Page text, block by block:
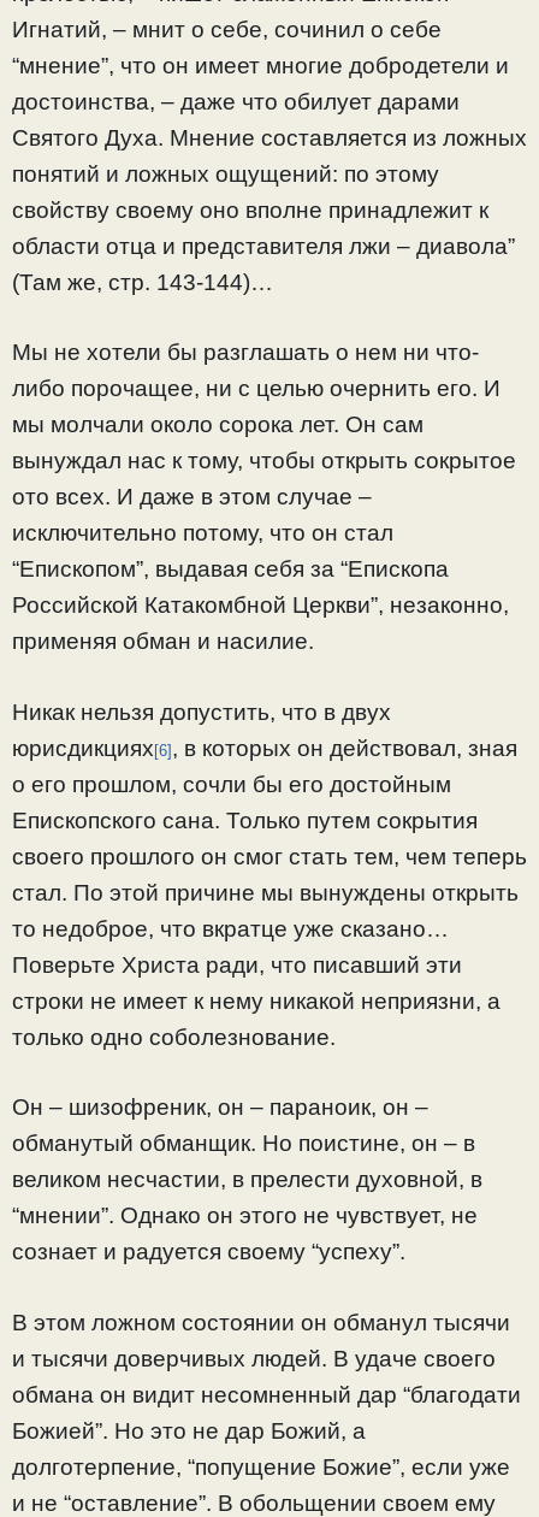
Игнатий, – мнит о себе, сочинил о себе
“мнение”, что он имеет многие добродетели и
достоинства, – даже что обилует дарами
Святого Духа. Мнение составляется из ложных
понятий и ложных ощущений: по этому
свойству своему оно вполне принадлежит к
области отца и представителя лжи – диавола”
(Там же, стр. 143-144)…
Мы не хотели бы разглашать о нем ни что-
либо порочащее, ни с целью очернить его. И
мы молчали около сорока лет. Он сам
вынуждал нас к тому, чтобы открыть сокрытое
ото всех. И даже в этом случае –
исключительно потому, что он стал
“Епископом”, выдавая себя за “Епископа
Российской Катакомбной Церкви”, незаконно,
применяя обман и насилие.
Никак нельзя допустить, что в двух
юрисдикциях[6], в которых он действовал, зная
о его прошлом, сочли бы его достойным
Епископского сана. Только путем сокрытия
своего прошлого он смог стать тем, чем теперь
стал. По этой причине мы вынуждены открыть
то недоброе, что вкратце уже сказано…
Поверьте Христа ради, что писавший эти
строки не имеет к нему никакой неприязни, а
только одно соболезнование.
Он – шизофреник, он – параноик, он –
обманутый обманщик. Но поистине, он – в
великом несчастии, в прелести духовной, в
“мнении”. Однако он этого не чувствует, не
сознает и радуется своему “успеху”.
В этом ложном состоянии он обманул тысячи
и тысячи доверчивых людей. В удаче своего
обмана он видит несомненный дар “благодати
Божией”. Но это не дар Божий, а
долготерпение, “попущение Божие”, если уже
и не “оставление”. В обольщении своем ему